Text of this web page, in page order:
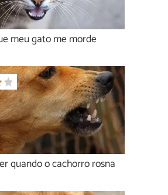
meu gato me morde
quando o cachorro rosna